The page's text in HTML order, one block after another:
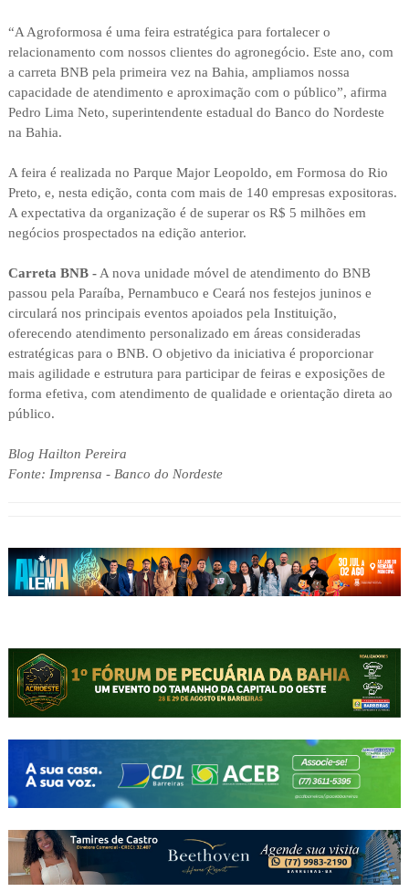
“A Agroformosa é uma feira estratégica para fortalecer o
relacionamento com nossos clientes do agronegócio. Este ano, com
a carreta BNB pela primeira vez na Bahia, ampliamos nossa
capacidade de atendimento e aproximação com o público”, afirma
Pedro Lima Neto, superintendente estadual do Banco do Nordeste
na Bahia.
A feira é realizada no Parque Major Leopoldo, em Formosa do Rio
Preto, e, nesta edição, conta com mais de 140 empresas expositoras.
A expectativa da organização é de superar os R$ 5 milhões em
negócios prospectados na edição anterior.
Carreta BNB -A nova unidade móvel de atendimento do BNB
passou pela Paraíba, Pernambuco e Ceará nos festejos juninos e
circulará nos principais eventos apoiados pela Instituição,
oferecendo atendimento personalizado em áreas consideradas
estratégicas para o BNB. O objetivo da iniciativa é proporcionar
mais agilidade e estrutura para participar de feiras e exposições de
forma efetiva, com atendimento de qualidade e orientação direta ao
público.
Blog Hailton Pereira
Fonte: Imprensa - Banco do Nordeste